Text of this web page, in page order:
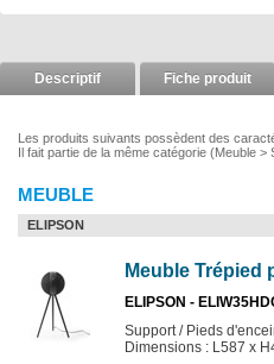
Descriptif Fiche produit
Les produits suivants possèdent des
Il fait partie de la même catégorie (Meuble
MEUBLE
ELIPSON
Meuble Trépied
ELIPSON -
Support / Pieds
Dimensions : L587 x